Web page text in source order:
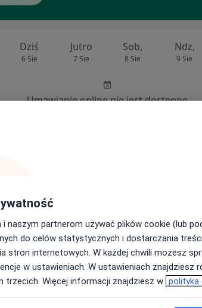
Dziś
6 Sie
Jutro
7 Sie
Sob,
8 Sie
Ndz,
9 Sie
Umawianie online nie jest dostępne
Dziś
6 Sie
Jutro
7 Sie
Sob,
8 Sie
Ndz,
9 Sie
Umawianie online nie jest dostępne
naszym partnerom używać plików cookie (lub
do celów statystycznych i dostarczania
stron internetowych. W każdej chwili możesz
w ustawieniach. W ustawieniach znajdziesz
trzecich. Więcej informacji znajdziesz w polityka